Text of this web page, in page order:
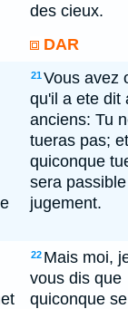
des cieux.
DAR
21Vous avez
qu'il a ete dit
anciens: Tu
tueras pas; et
quiconque
sera
jugement.
22 Mais moi,
vous dis que
quiconque se